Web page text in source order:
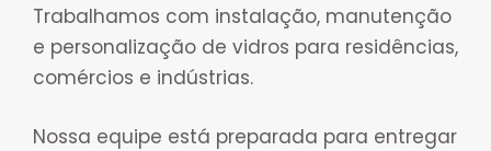
Trabalhamos com instalação, manutenção
e personalização de vidros para residências,
comércios e indústrias.
Nossa equipe está preparada para entregar